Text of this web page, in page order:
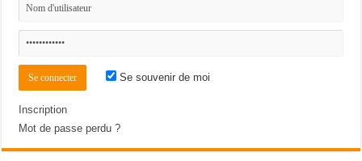
Se souvenir de moi
Inscription
Mot de passe perdu ?